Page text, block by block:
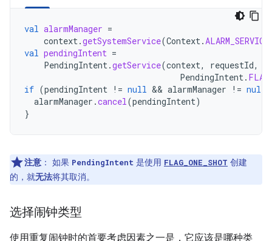
val alarmManager =
context.getSystemService(Context.ALARM_SERVICE
val pendingIntent =
PendingIntent.getService(context, requestId,
PendingIntent.
if (pendingIntent != null && alarmManager != null
alarmManager .cancel(pendingIntent)
}
注意 ： 如果 PendingIntent 是使用 FLAG_ONE_SHOT 创建
的，就无法将其取消。
选择闹钟类型
使用重复闹钟时的首要考虑因素之一是，它应该是哪种类